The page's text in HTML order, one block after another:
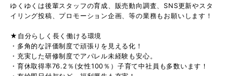
ゆくゆくは後輩スタッフの育成、販売動向調査、SNS更新やスタ
イリング投稿、プロモーション企画、等の業務もお願いします！
★自分らしく長く働ける環境
・多角的な評価制度で頑張りを見える化！
・充実した研修制度でアパレル未経験も安心。
・育休取得率76.2％(女性100％）子育て中社員も多数います！